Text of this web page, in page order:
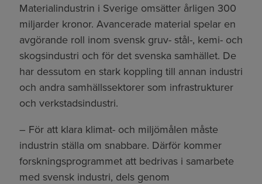
Materialindustrin i Sverige omsätter årligen 300
miljarder kronor. Avancerade material spelar en
avgörande roll inom svensk gruv- stål-, kemi- och
skogsindustri och för det svenska samhället. De
har dessutom en stark koppling till annan industri
och andra samhällssektorer som infrastrukturer
och verkstadsindustri.
– För att klara klimat- och miljömålen måste
industrin ställa om snabbare. Därför kommer
forskningsprogrammet att bedrivas i samarbete
med svensk industri, dels genom